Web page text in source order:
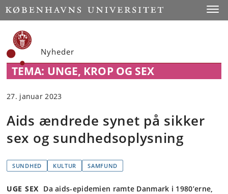
Start
Nyheder
TEMA: UNGE, KROP OG SEX
27. januar 2023
Aids ændrede synet på sikker
sex og sundhedsoplysning
SUNDHED KULTUR SAMFUND
UGE SEX Da aids-epidemien ramte Danmark i 1980’erne,